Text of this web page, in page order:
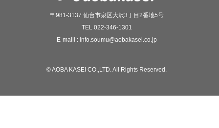
〒981-3137 仙台市泉区大沢3丁目2番地5号
TEL 022-346-1301
E-maill : info.soumu@aobakasei.co.jp
© AOBA KASEI CO.,LTD. All Rights Reserved.